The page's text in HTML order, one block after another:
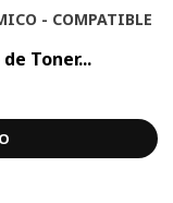
- COMPATIBLE
Toner...